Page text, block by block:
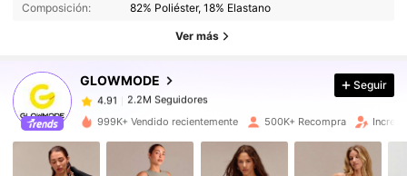
Composición:
82% Poliéster, 18% Elastano
Ver más
GLOWMODE
2.2M Seguidores
4.91
2.2M Seguidores
b***s
pagóHace 1 día
4.91 2.2M Seguidores
Seguir
999K+ Vendido recientemente 500K+ Recompra